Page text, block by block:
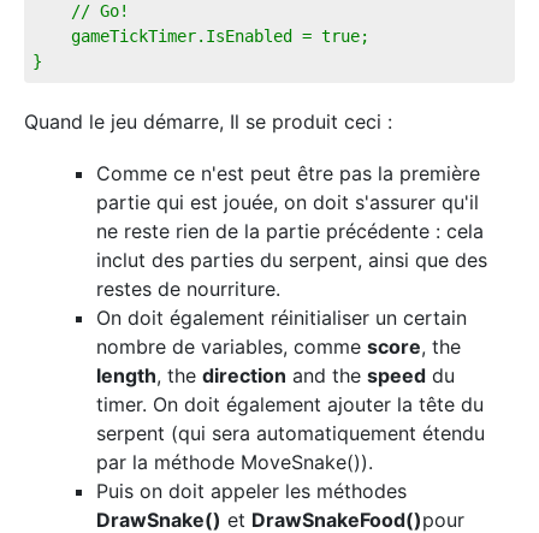
// Go!
gameTickTimer.IsEnabled = true;
}
Quand le jeu démarre, Il se produit ceci :
Comme ce n'est peut être pas la première
partie qui est jouée, on doit s'assurer qu'il
ne reste rien de la partie précédente : cela
inclut des parties du serpent, ainsi que des
restes de nourriture.
On doit également réinitialiser un certain
nombre de variables, comme score, the
length, the direction and the speed du
timer. On doit également ajouter la tête du
serpent (qui sera automatiquement étendu
par la méthode MoveSnake()).
Puis on doit appeler les méthodes
DrawSnake() et DrawSnakeFood()pour